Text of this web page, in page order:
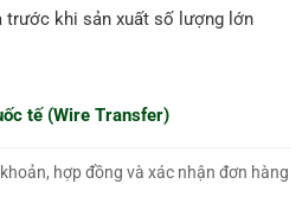
trước khi sản xuất số lượng lớn
tế (Wire Transfer)
hợp đồng và xác nhận đơn hàng